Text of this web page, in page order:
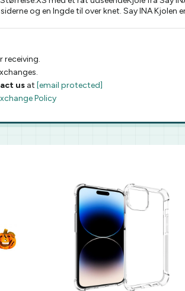
og en lngde til over knet. Say INA
receiving.
us at [email protected]
Policy